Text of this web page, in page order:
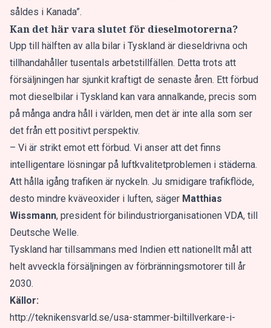
såldes i Kanada”.
Kan det här vara slutet för dieselmotorerna?
Upp till hälften av alla bilar i Tyskland är dieseldrivna och
tillhandahåller tusentals arbetstillfällen. Detta trots att
försäljningen har sjunkit kraftigt de senaste åren. Ett förbud
mot dieselbilar i Tyskland kan vara annalkande, precis som
på många andra håll i världen, men det är inte alla som ser
det från ett positivt perspektiv.
– Vi är strikt emot ett förbud. Vi anser att det finns
intelligentare lösningar på luftkvalitetproblemen i städerna.
Att hålla igång trafiken är nyckeln. Ju smidigare trafikflöde,
desto mindre kväveoxider i luften, säger Matthias
Wissmann, president för bilindustriorganisationen VDA, till
Deutsche Welle.
Tyskland har tillsammans med Indien ett nationellt mål att
helt avveckla försäljningen av förbränningsmotorer till år
2030.
Källor:
http://teknikensvarld.se/usa-stammer-biltillverkare-i-